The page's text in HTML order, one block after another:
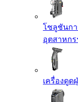
โซลูชันก
อุตสาหกร
เครื่องดูด